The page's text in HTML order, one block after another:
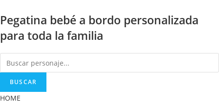
al
contenido
Pegatina bebé a bordo personalizada
para toda la familia
BUSCAR
HOME